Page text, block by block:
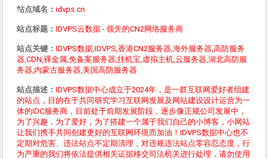
站点域名： idvps.cn
站点标题： IDVPS云数据 - 领先的CN2网络服务商
站点关键： IDVPS数据,IDVPS,香港CN2服务器,海外服务器,高防服务
器,CDN,裸金属,免备案服务器,挂机宝,虚拟主机,云服务器,湖北高防服
务器,内蒙古服务器,美国高防服务器
站点描述： IDVPS数据中心成立于2024年，是一群互联网爱好者组建
的站点，目的在于共同研究学习互联网发展及网站建设设计运营为一
体的IDC服务商，目前处于前期发展阶段，逐步像正规公司发展中，
为了兴趣，为了爱好，为了搭建一个属于我们自己的小博客，小网站
让我们携手共同创建更好的互联网环境而加油！IDVPS数据中心也不
定期对危害、违法站点不定期清理，对违规违法站点零容忍态度，行
为严重的我们将依法提供相关证据移交司法机关进行处理，请勿使用